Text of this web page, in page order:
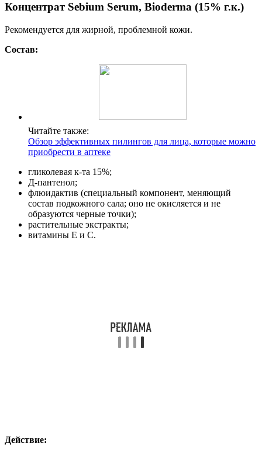
Концентрат Sebium Serum, Bioderma (15% г.к.)
Рекомендуется для жирной, проблемной кожи.
Состав:
Читайте также:
Обзор эффективных пилингов для лица, которые можно
приобрести в аптеке
гликолевая к-та 15%;
Д-пантенол;
флюидактив (специальный компонент, меняющий
состав подкожного сала; оно не окисляется и не
образуются черные точки);
растительные экстракты;
витамины Е и С.
Действие: